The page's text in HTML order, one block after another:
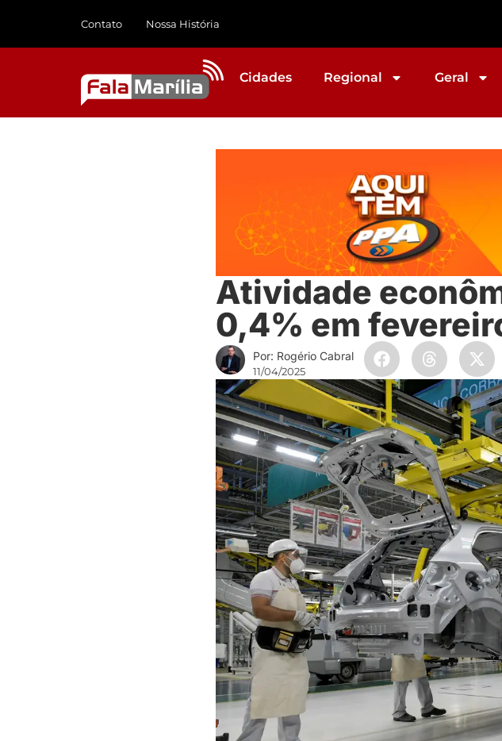
Contato Nossa História
Cidades Regional Geral
Atividade
0,4% em
Por: Rogério Cabral
11/04/2025